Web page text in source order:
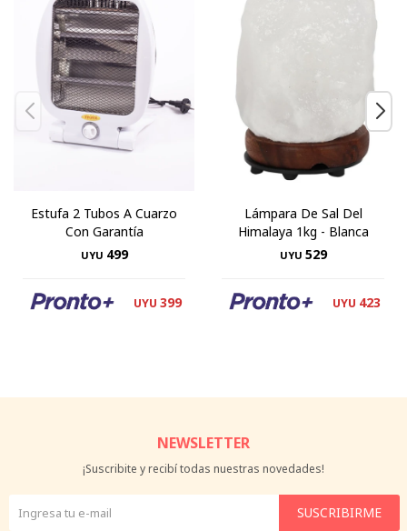
Estufa 2 Tubos A Cuarzo
Con Garantía
UYU 499
UYU 399
Lámpara De Sal Del
Himalaya 1kg - Blanca
UYU 529
UYU 423
NEWSLETTER
¡Suscribite y recibí todas nuestras novedades!
SUSCRIBIRME